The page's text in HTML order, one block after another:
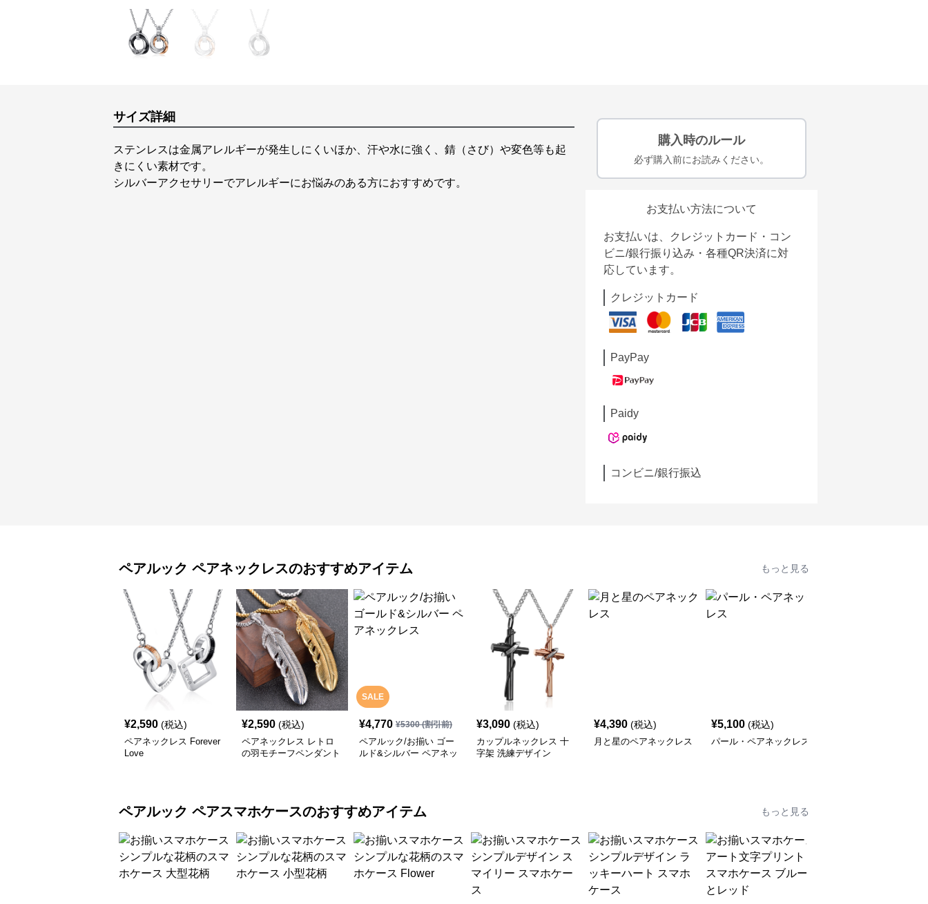
サイズ詳細
ステンレスは金属アレルギーが発生しにくいほか、汗や水に強く、錆（さび）や変色等も起
きにくい素材です。
シルバーアクセサリーでアレルギーにお悩みのある方におすすめです。
購入時のルール
必ず購入前にお読みください。
お支払い方法について
お支払いは、クレジットカード・コン
ビニ/銀行振り込み・各種QR決済に対
応しています。
クレジットカード
PayPay
Paidy
コンビニ/銀行振込
ペアルック ペアネックレスのおすすめアイテム もっと見る
¥2,590 (税込)
ペアネックレス Forever
Love
¥2,590 (税込)
ペアネックレス レトロ
の羽モチーフペンダント
SALE
¥4,770 ¥5300(割引前)
ペアルック/お揃い ゴー
ルド&シルバー ペアネッ
¥3,090 (税込)
カップルネックレス 十
字架 洗練デザイン
¥4,390 (税込)
月と星のペアネックレス
¥5,100 (税込)
パール・ペアネックレス
ペアルック ペアスマホケースのおすすめアイテム もっと見る